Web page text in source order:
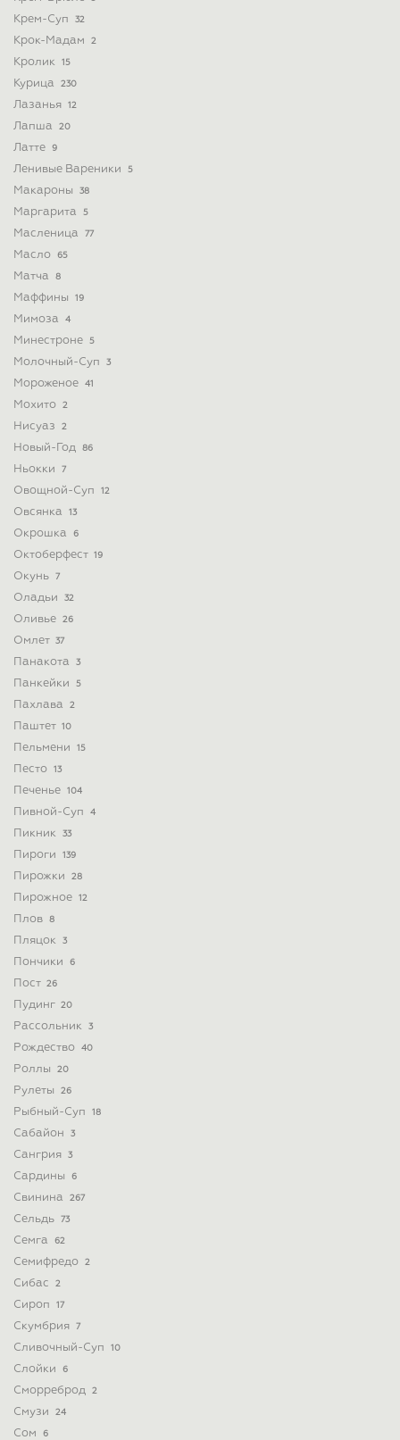
Крем-Суп 32
Крок-Мадам 2
Кролик 15
Курица 230
Лазанья 12
Лапша 20
Латте 9
Ленивые Вареники 5
Макароны 38
Маргарита 5
Масленица 77
Масло 65
Матча 8
Маффины 19
Мимоза 4
Минестроне 5
Молочный-Суп 3
Мороженое 41
Мохито 2
Нисуаз 2
Новый-Год 86
Ньокки 7
Овощной-Суп 12
Овсянка 13
Окрошка 6
Октоберфест 19
Окунь 7
Оладьи 32
Оливье 26
Омлет 37
Панакота 3
Панкейки 5
Пахлава 2
Паштет 10
Пельмени 15
Песто 13
Печенье 104
Пивной-Суп 4
Пикник 33
Пироги 139
Пирожки 28
Пирожное 12
Плов 8
Пляцок 3
Пончики 6
Пост 26
Пудинг 20
Рассольник 3
Рождество 40
Роллы 20
Рулеты 26
Рыбный-Суп 18
Сабайон 3
Сангрия 3
Сардины 6
Свинина 267
Сельдь 73
Семга 62
Семифредо 2
Сибас 2
Сироп 17
Скумбрия 7
Сливочный-Суп 10
Слойки 6
Сморреброд 2
Смузи 24
Сом 6